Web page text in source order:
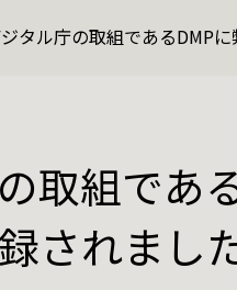
自社サービス
プロダクト
セムカン
タル庁の取組であるDMP
取組であ
されまし